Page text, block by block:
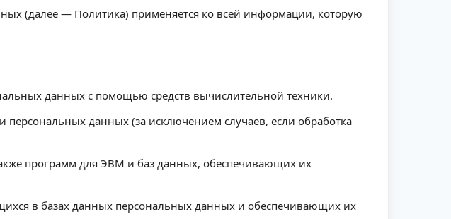
(далее — Политика) применяется ко всей информации, которую
данных с помощью средств вычислительной техники.
данных (за исключением случаев, если обработка
программ для ЭВМ и баз данных, обеспечивающих их
в базах данных персональных данных и обеспечивающих их